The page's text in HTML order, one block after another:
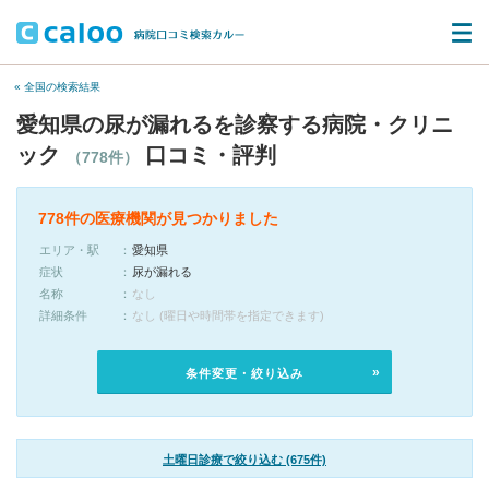
« 全国の検索結果
愛知県の尿が漏れるを診察する病院・クリニ
ック
（778件） 口コミ・評判
778件の医療機関が見つかりました
エリア・駅
愛知県
症状
尿が漏れる
名称
なし
詳細条件
なし (曜日や時間帯を指定できます)
条件変更・絞り込み
土曜日診療で絞り込む (675件)